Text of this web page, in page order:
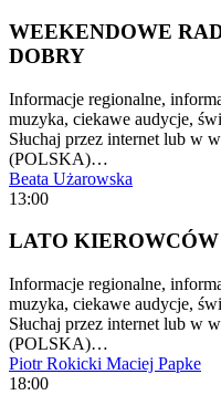
WEEKENDOWE
DOBRY
Informacje regionalne,
muzyka, ciekawe audycje,
Słuchaj przez internet lub w
(POLSKA)…
Beata Użarowska
13:00
LATO KIEROWCÓW
Informacje regionalne,
muzyka, ciekawe audycje,
Słuchaj przez internet lub w
(POLSKA)…
Piotr Rokicki Maciej Papke
18:00